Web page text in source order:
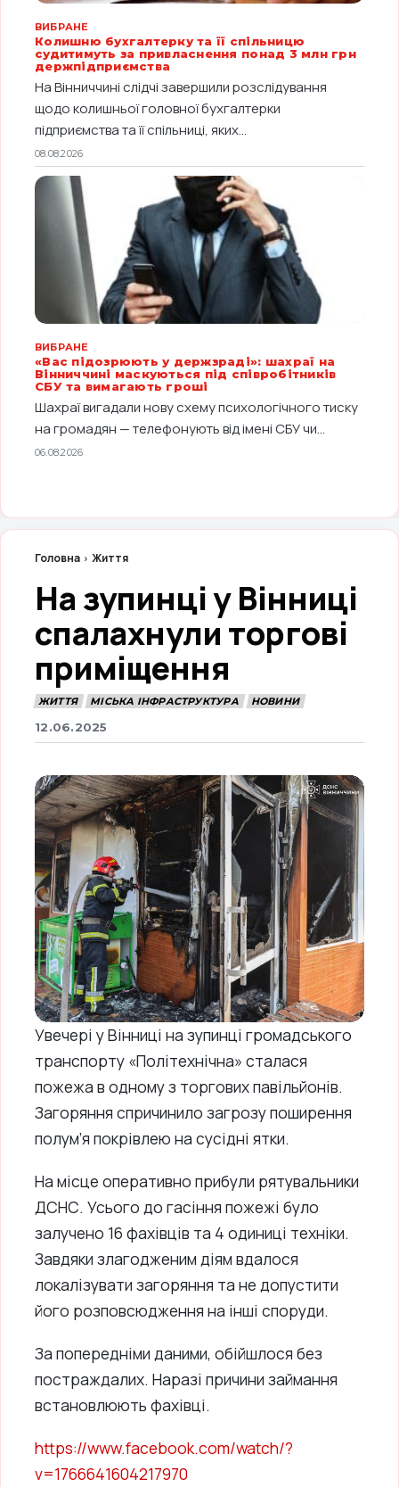
ВИБРАНЕ
Колишню бухгалтерку та її спільницю
судитимуть за привласнення понад 3 млн грн
держпідприємства
На Вінниччині слідчі завершили розслідування
щодо колишньої головної бухгалтерки
підприємства та її спільниці, яких...
08.08.2026
ВИБРАНЕ
«Вас підозрюють у держзраді»: шахраї на
Вінниччині маскуються під співробітників
СБУ та вимагають гроші
Шахраї вигадали нову схему психологічного тиску
на громадян — телефонують від імені СБУ чи...
06.08.2026